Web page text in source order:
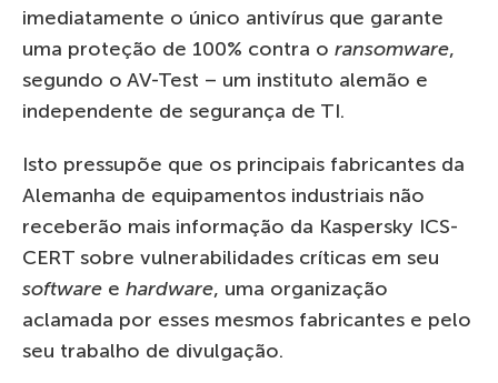
imediatamente o único antivírus que garante
uma proteção de 100% contra o ransomware,
segundo o AV-Test – um instituto alemão e
independente de segurança de TI.
Isto pressupõe que os principais fabricantes da
Alemanha de equipamentos industriais não
receberão mais informação da Kaspersky ICS-
CERT sobre vulnerabilidades críticas em seu
software e hardware, uma organização
aclamada por esses mesmos fabricantes e pelo
seu trabalho de divulgação.